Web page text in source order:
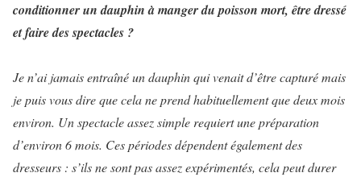
conditionner un dauphin à manger du poisson mort, être dressé
et faire des spectacles ?
Je n’ai jamais entraîné un dauphin qui venait d’être capturé mais
je puis vous dire que cela ne prend habituellement que deux mois
environ. Un spectacle assez simple requiert une préparation
d’environ 6 mois. Ces périodes dépendent également des
dresseurs : s’ils ne sont pas assez expérimentés, cela peut durer